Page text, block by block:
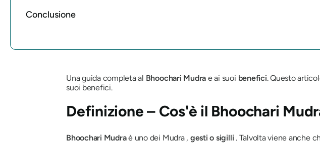
Conclusione
Una guida completa al Bhoochari Mudra e ai suoi benefici. Questo
suoi benefici.
Definizione – Cos'è il Bhoochari
Bhoochari Mudraè uno dei Mudra, gesti o sigilli . Talvolta viene anche